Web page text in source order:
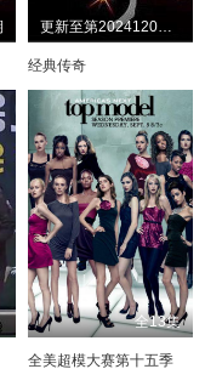
更新至第20241209期
经典传奇
全13集
全美超模大赛第十五季